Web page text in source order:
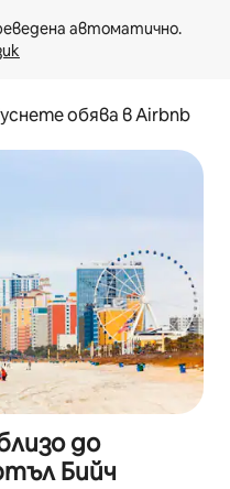
обява в Airbnb
до
Бийч